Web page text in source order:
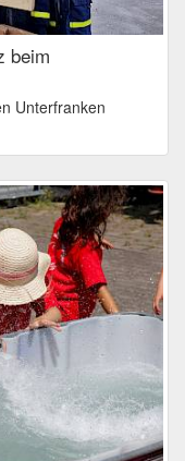
beim
Unterfranken